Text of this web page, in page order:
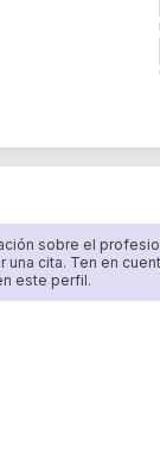
sobre el
cita. Ten en
este perfil.